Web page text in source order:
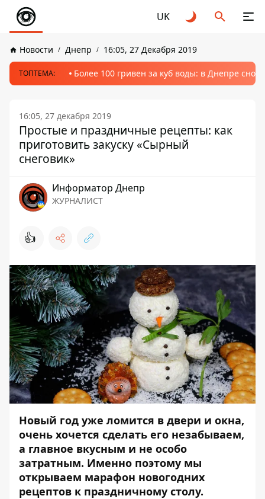
UK
Новости Днепр 16:05, 27 Декабря 2019
ТОПТЕМА: Более 100 гривен за куб воды: в Днепре
16:05, 27 декабря 2019
Простые и праздничные рецепты: как
приготовить закуску «Сырный
снеговик»
Информатор Днепр
ЖУРНАЛИСТ
👍
Новый год уже ломится в двери и окна,
очень хочется сделать его незабываем,
а главное вкусным и не особо
затратным. Именно поэтому мы
открываем марафон новогодних
рецептов к праздничному столу.